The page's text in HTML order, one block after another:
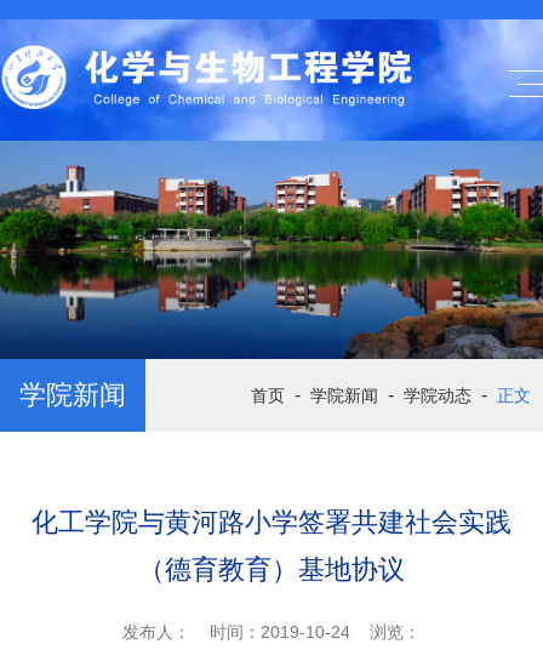
学院新闻 首页 - 学院新闻 - 学院动态 - 正文
化工学院与黄河路小学签署共建社会实践
（德育教育）基地协议
发布人： 时间：2019-10-24 浏览：